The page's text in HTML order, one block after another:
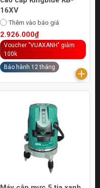
16XV
Thêm vào báo giá
2.926.000₫
Voucher "VUAXANH" giảm
100k
Bảo hành 12 tháng